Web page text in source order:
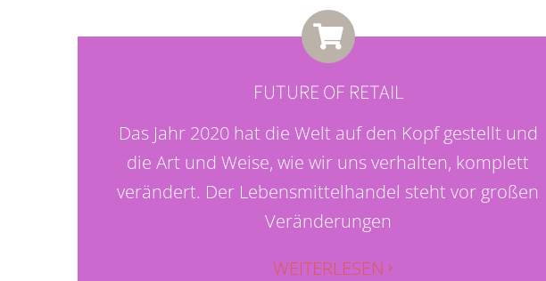
FUTURE OF RETAIL
Das Jahr 2020 hat die Welt auf den Kopf gestellt und
die Art und Weise, wie wir uns verhalten, komplett
verändert. Der Lebensmittelhandel steht vor großen
Veränderungen
WEITERLESEN